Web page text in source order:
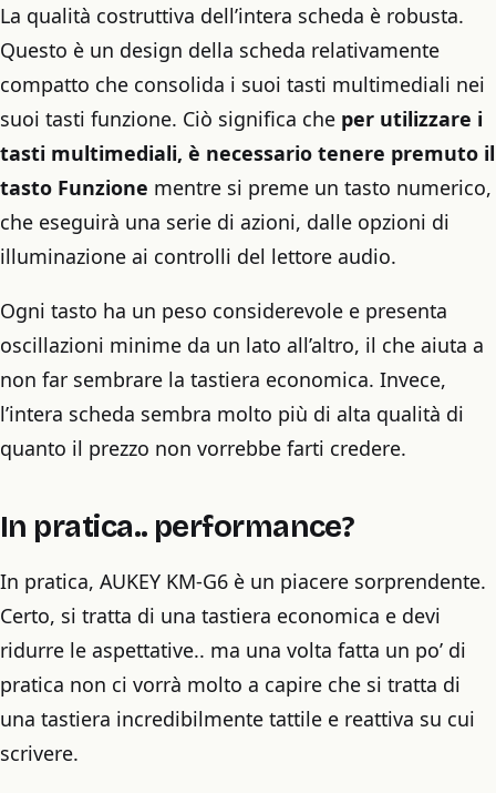
La qualità costruttiva dell’intera scheda è robusta.
Questo è un design della scheda relativamente
compatto che consolida i suoi tasti multimediali nei
suoi tasti funzione. Ciò significa che per utilizzare i
tasti multimediali, è necessario tenere premuto il
tasto Funzione mentre si preme un tasto numerico,
che eseguirà una serie di azioni, dalle opzioni di
illuminazione ai controlli del lettore audio.
Ogni tasto ha un peso considerevole e presenta
oscillazioni minime da un lato all’altro, il che aiuta a
non far sembrare la tastiera economica. Invece,
l’intera scheda sembra molto più di alta qualità di
quanto il prezzo non vorrebbe farti credere.
In pratica.. performance?
In pratica, AUKEY KM-G6 è un piacere sorprendente.
Certo, si tratta di una tastiera economica e devi
ridurre le aspettative.. ma una volta fatta un po’ di
pratica non ci vorrà molto a capire che si tratta di
una tastiera incredibilmente tattile e reattiva su cui
scrivere.